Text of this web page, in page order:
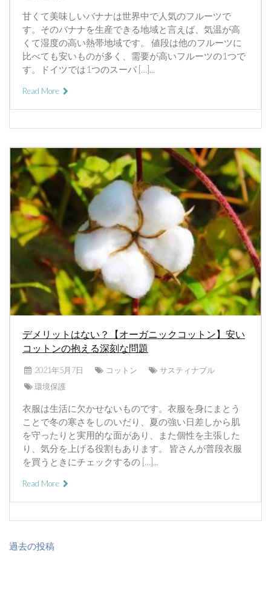
甘くて美味しいバナナは世界中で人気のフルーツで
す。そのバナナを生産できる地域と言えば、気温が高
くて湿度の高い熱帯地域です。 値段は他のフルーツに
比べても安いものが多く、需要が高いフルーツの1つで
す。ドイツでは1つのスーパ […]...
Read More
デメリットはない？【オーガニックコットン】安い
コットンの抱える深刻な問題
2021年5月7日 コットン
サスティナブル
環境保護
衣服は生活に欠かせないものです。衣服を身にまとう
ことで冬の寒さをしのいだり、夏の強い日差しから肌
を守ったりと実用的な面があり、また個性を主張した
り、気分を上げる役割もあります。 皆さんが普段衣服
を買うときにチェックするの […]...
Read More
投
過去の投稿